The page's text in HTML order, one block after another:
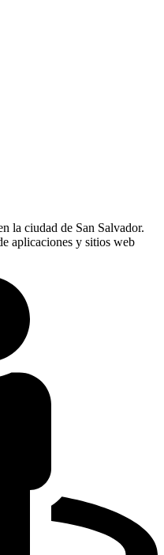
la ciudad de San Salvador.
aplicaciones y sitios web